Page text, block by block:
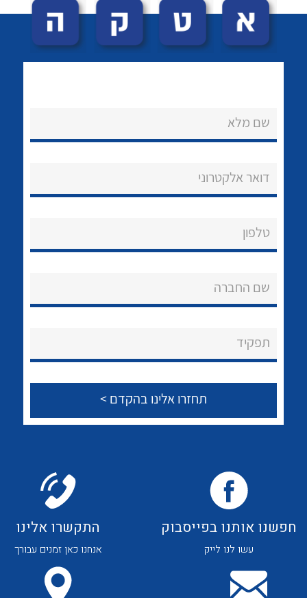
הצוות שלנו
שירותי תמיכה
לכל מוצרי היצרן לכל מוצרי היצרן
לכל מוצרי היצרן לכל מוצרי היצרן
שם מלא
דואר אלקטרוני
טלפון
שם החברה
תפקיד
חפשנו אותנו בפייסבוק
עשו לנו לייק
התקשרו אלינו
אנחנו כאן זמנים עבורך